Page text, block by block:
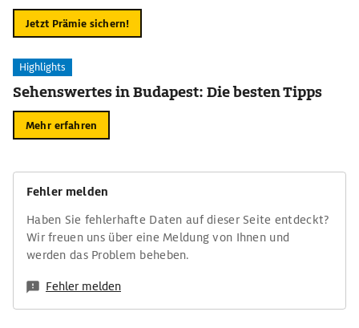
Jetzt Prämie sichern!
Highlights
Sehenswertes in Budapest: Die besten Tipps
Mehr erfahren
Fehler melden
Haben Sie fehlerhafte Daten auf dieser Seite entdeckt?
Wir freuen uns über eine Meldung von Ihnen und
werden das Problem beheben.
Fehler melden